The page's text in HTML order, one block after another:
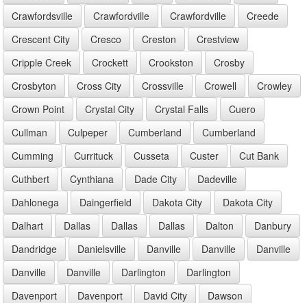
Crawfordsville
Crawfordville Crawfordville
Creede
Crescent City
Cresco Creston
Crestview
Cripple Creek
Crockett Crookston
Crosby
Crosbyton
Cross City Crossville Crowell
Crowley
Crown Point
Crystal City Crystal Falls
Cuero
Cullman
Culpeper Cumberland
Cumberland
Cumming
Currituck Cusseta Custer
Cut Bank
Cuthbert
Cynthiana Dade City
Dadeville
Dahlonega
Daingerfield Dakota City
Dakota City
Dalhart
Dallas Dallas Dallas Dalton
Danbury
Dandridge
Danielsville Danville Danville
Danville
Danville
Danville Darlington
Darlington
Davenport
Davenport David City
Dawson